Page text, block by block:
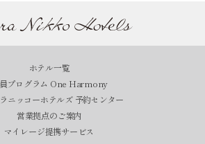
ホテル一覧
プログラム One Harmony
ニッコーホテルズ 予約センター
営業拠点のご案内
マイレージ提携サービス